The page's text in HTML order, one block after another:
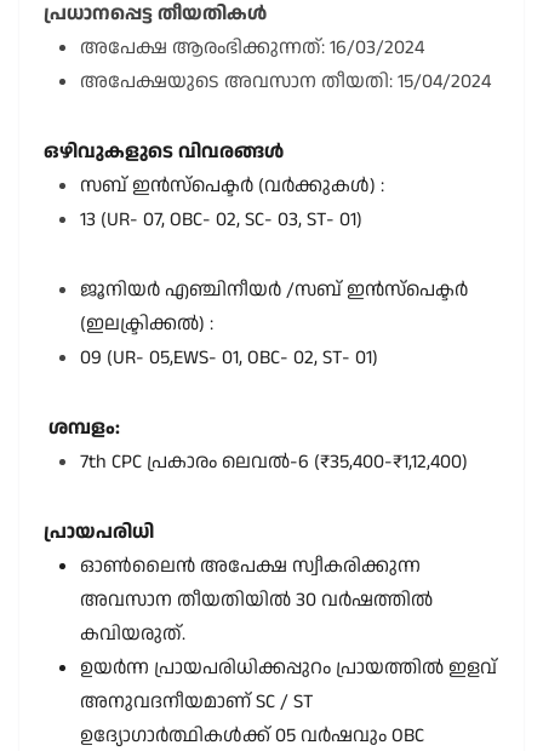
പ്രധാനപ്പെട്ട തീയതികൾ
അപേക്ഷ ആരംഭിക്കുന്നത്: 16/03/2024
അപേക്ഷയുടെ അവസാന തീയതി: 15/04/2024
ഒഴിവുകളുടെ വിവരങ്ങൾ
സബ് ഇൻസ്പെക്ടർ (വർക്കുകൾ) :
13 (UR- 07, OBC- 02, SC- 03, ST- 01)
ജൂനിയർ എഞ്ചിനീയർ /സബ് ഇൻസ്പെക്ടർ
(ഇലക്ട്രിക്കൽ) :
09 (UR- 05,EWS- 01, OBC- 02, ST- 01)
ശമ്പളം:
7th CPC പ്രകാരം ലെവൽ-6 (₹35,400-₹1,12,400)
പ്രായപരിധി
ഓൺലൈൻ അപേക്ഷ സ്വീകരിക്കുന്ന
അവസാന തീയതിയിൽ 30 വർഷത്തിൽ
കവിയരുത്.
ഉയർന്ന പ്രായപരിധിക്കപ്പുറം പ്രായത്തിൽ ഇളവ്
അനുവദനീയമാണ് SC / ST
ഉദ്യോഗാർത്ഥികൾക്ക് 05 വർഷവും OBC